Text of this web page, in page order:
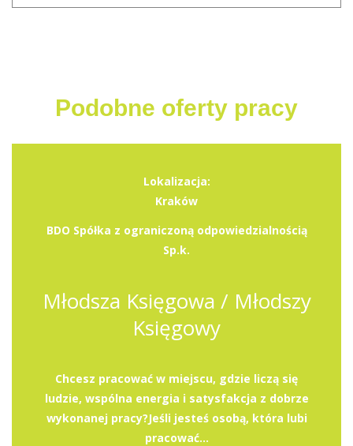
Podobne oferty pracy
Lokalizacja:
Kraków
BDO Spółka z ograniczoną odpowiedzialnością
Sp.k.
Młodsza Księgowa / Młodszy
Księgowy
Chcesz pracować w miejscu, gdzie liczą się
ludzie, wspólna energia i satysfakcja z dobrze
wykonanej pracy?Jeśli jesteś osobą, która lubi
pracować...